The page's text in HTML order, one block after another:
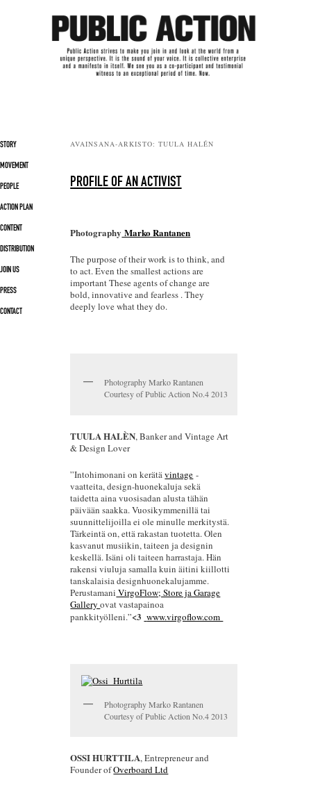
Päävalikko
SIIRRY SISÄLTÖÖN
SIIRRY TOISSIJAISEEN SISÄLTÖÖN
STORY
MOVEMENT
PEOPLE
ACTION PLAN
CONTENT
DISTRIBUTION
JOIN US
PRESS
CONTACT
AVAINSANA-ARKISTO:TUULA HALÉN
PROFILE OF AN ACTIVIST
Photography Marko Rantanen
The purpose of their work is to think, and
to act. Even the smallest actions are
important These agents of change are
bold, innovative and fearless . They
deeply love what they do.
Photography Marko Rantanen
Courtesy of Public Action No.4 2013
TUULA HALÈN, Banker and Vintage Art
& Design Lover
”Intohimonani on kerätävintage -
vaatteita, design-huonekaluja sekä
taidetta aina vuosisadan alusta tähän
päivään saakka. Vuosikymmenillä tai
suunnittelijoilla ei ole minulle merkitystä.
Tärkeintä on, että rakastan tuotetta. Olen
kasvanut musiikin, taiteen ja designin
keskellä. Isäni oli taiteen harrastaja. Hän
rakensi viuluja samalla kuin äitini kiillotti
tanskalaisia designhuonekalujamme.
Perustamani VirgoFlow; Store ja Garage
Galleryovat vastapainoa
pankkityölleni.”<3 www.virgoflow.com
Photography Marko Rantanen
Courtesy of Public Action No.4 2013
OSSI HURTTILA, Entrepreneur and
Founder ofOverboard Ltd